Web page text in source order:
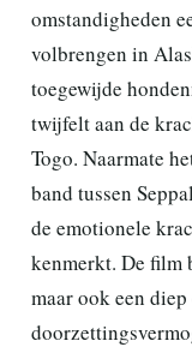
omstandigheden
volbrengen in
toegewijde
twijfelt aan de
Togo. Naarmate
band tussen
de emotionele
kenmerkt. De film
maar ook een